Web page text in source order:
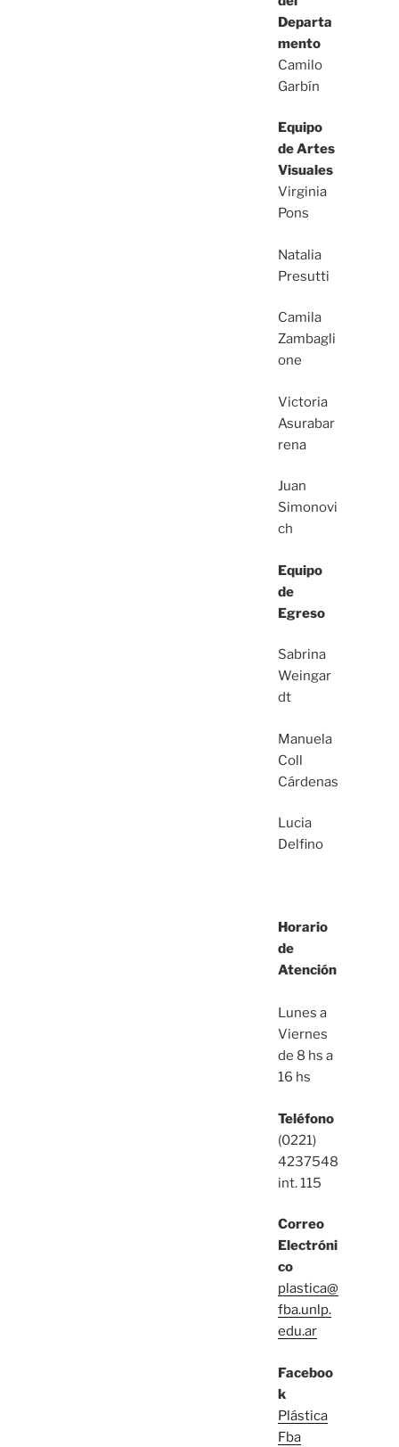
Departa
mento
Camilo
Garbín
Equipo
de Artes
Visuales
Virginia
Pons
Natalia
Presutti
Camila
Zambagli
one
Victoria
Asurabar
rena
Juan
Simonovi
ch
Equipo
de
Egreso
Sabrina
Weingar
dt
Manuela
Coll
Cárdenas
Lucia
Delfino
Horario
de
Atención
Lunes a
Viernes
de 8 hs a
16 hs
Teléfono
(0221)
4237548
int. 115
Correo
Electróni
co
plastica@
fba.unlp.
edu.ar
Faceboo
k
Plástica
Fba